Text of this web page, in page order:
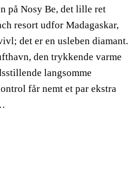
på Nosy Be, det lille ret
resort udfor Madagaskar,
det er en usleben diamant.
den trykkende varme
langsomme
får nemt et par ekstra